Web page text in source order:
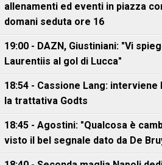
allenamenti ed eventi in piazza
domani seduta ore 16
19:00 - DAZN, Giustiniani: "Vi
Laurentiis al gol di Lucca"
18:54 - Cassione Lang:
la trattativa Godts
18:45 - Agostini: "Qualcosa è
visto il bel segnale dato da De